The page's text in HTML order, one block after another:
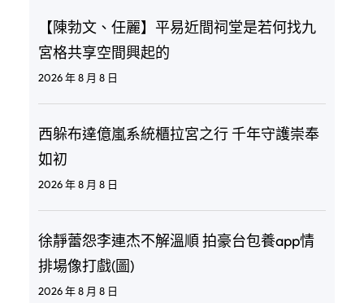
【陳勃文、任麗】平易近間祠堂是若何找九
宮格共享空間興起的
2026 年 8 月 8 日
西躲布達億嵐系統櫃拉宮之行 千年守護崇奉
如初
2026 年 8 月 8 日
徐靜蕾怨李連杰不解溫順 拍豪台包養app情
排場像打戲(圖)
2026 年 8 月 8 日